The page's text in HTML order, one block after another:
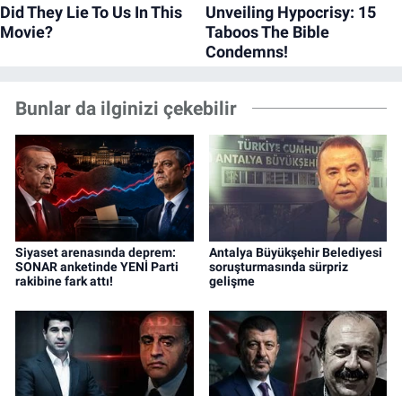
Bunlar da ilginizi çekebilir
Siyaset arenasında deprem:
SONAR anketinde YENİ Parti
rakibine fark attı!
Antalya Büyükşehir Belediyesi
soruşturmasında sürpriz
gelişme